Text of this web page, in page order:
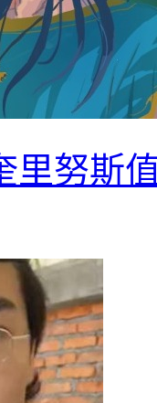
里努斯